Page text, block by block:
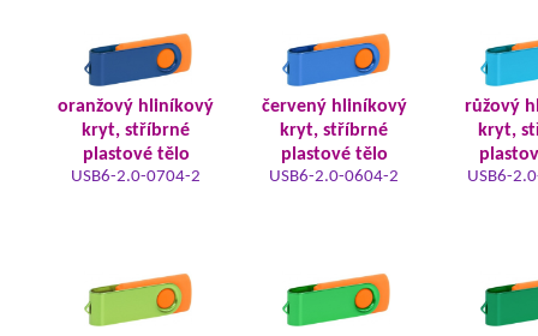
oranžový hliníkový
kryt, stříbrné
plastové tělo
USB6-2.0-0704-2
červený hliníkový
kryt, stříbrné
plastové tělo
USB6-2.0-0604-2
růžový
kryt,
USB6-